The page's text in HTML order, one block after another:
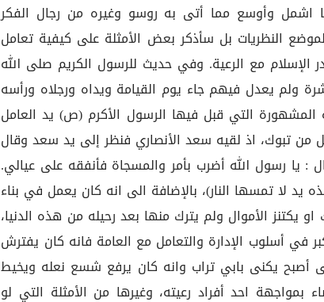
اشمل وأوسع مما أتى به روسو وغيره من رجال الفكر
النظريات بل سأذكر بعض الأمثلة على كيفية تعامل
الإسلام مع الرعية. وفي حديث للرسول الكريم صلى الله
ولم يعدل فيهم جاء يوم القيامة ويداه ورجلاه ورأسه
التي قبل فيها الرسول الأكرم (ص) يد العامل
من تبوك، اذ لقيه سعد الأنصاري فنظر إلى يد سعد وقال
: يا رسول الله أضرب بأمر والمسجاة فأنفقه على عيالي.
لا تمسها النار)، بالإضافة الى انه كان يعمل في بناء
يكتنز الأموال ولم يترك منها بعد رحيله من هذه الدنيا،
في أسلوب الإدارة والتعامل مع العامة فانه كان يفترش
أصبح يكنى بابي تراب وانه كان يرفع شسع نعله ويخيط
بمواجهة احد أفراد رعيته، وغيرها من الأمثلة التي لو